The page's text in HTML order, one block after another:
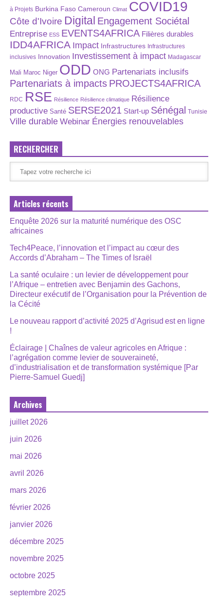
à Projets Burkina Faso Cameroun Climat COVID19
Côte d'Ivoire Digital Engagement Sociétal
Entreprise ESS EVENTS4AFRICA Filières durables
IDD4AFRICA Impact Infrastructures Infrastructures
inclusives Innovation Investissement à impact Madagascar
Mali Maroc Niger ODD ONG Partenariats inclusifs
Partenariats à impacts PROJECTS4AFRICA
RDC RSE Résilience Résilience climatique Résilience
productive Santé SERSE2021 Start-up Sénégal Tunisie
Ville durable Webinar Énergies renouvelables
RECHERCHER
Articles récents
Enquête 2026 sur la maturité numérique des OSC
africaines
Tech4Peace, l’innovation et l’impact au cœur des
Accords d’Abraham – The Times of Israël
La santé oculaire : un levier de développement pour
l’Afrique – entretien avec Benjamin des Gachons,
Directeur exécutif de l’Organisation pour la Prévention de
la Cécité
Le nouveau rapport d’activité 2025 d’Agrisud est en ligne
!
Éclairage | Chaînes de valeur agricoles en Afrique :
l’agrégation comme levier de souveraineté,
d’industrialisation et de transformation systémique [Par
Pierre-Samuel Guedj]
Archives
juillet 2026
juin 2026
mai 2026
avril 2026
mars 2026
février 2026
janvier 2026
décembre 2025
novembre 2025
octobre 2025
septembre 2025